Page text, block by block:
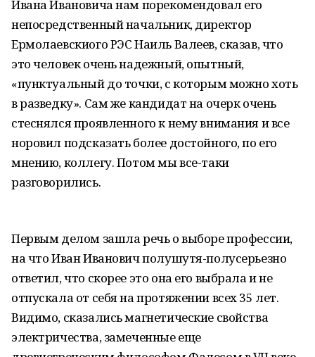
Ивана Ивановича нам порекомендовал его
непосредственный начальник, директор
Ермолаевскиого РЭС Наиль Валеев, сказав, что
это человек очень надежный, опытный,
«пунктуальный до точки, с которым можно хоть
в разведку». Сам же кандидат на очерк очень
стеснялся проявленного к нему внимания и все
норовил подсказать более достойного, по его
мнению, коллегу. Потом мы все-таки
разговорились.
Первым делом зашла речь о выборе профессии,
на что Иван Иванович полушутя-полусерьезно
ответил, что скорее это она его выбрала и не
отпускала от себя на протяжении всех 35 лет.
Видимо, сказались магнетические свойства
электричества, замеченные еще